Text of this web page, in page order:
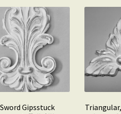
Sword Gipsstuck